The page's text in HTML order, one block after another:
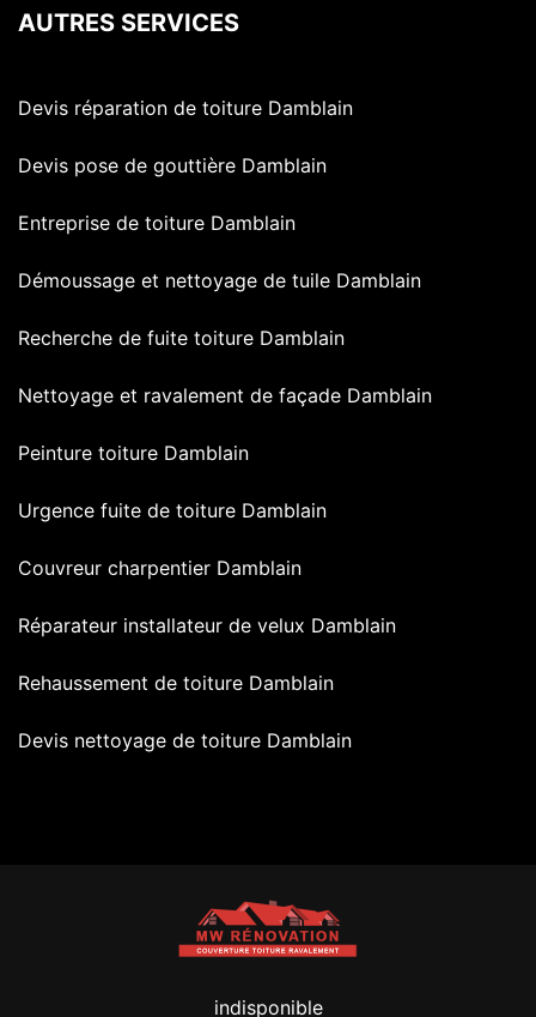
AUTRES SERVICES
Devis réparation de toiture Damblain
Devis pose de gouttière Damblain
Entreprise de toiture Damblain
Démoussage et nettoyage de tuile Damblain
Recherche de fuite toiture Damblain
Nettoyage et ravalement de façade Damblain
Peinture toiture Damblain
Urgence fuite de toiture Damblain
Couvreur charpentier Damblain
Réparateur installateur de velux Damblain
Rehaussement de toiture Damblain
Devis nettoyage de toiture Damblain
indisponible